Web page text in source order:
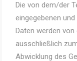
Die von dem/der
eingegebenen
Daten werden
ausschließlich
Abwicklung des